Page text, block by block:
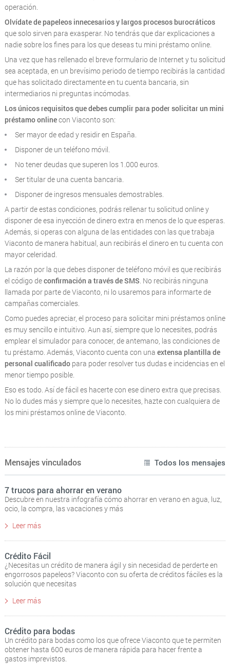
operación.
Olvídate de papeleos innecesarios y largos procesos burocráticos
que solo sirven para exasperar. No tendrás que dar explicaciones a
nadie sobre los fines para los que deseas tu mini préstamo online.
Una vez que has rellenado el breve formulario de Internet y tu solicitud
sea aceptada, en un brevísimo periodo de tiempo recibirás la cantidad
que has solicitado directamente en tu cuenta bancaria, sin
intermediarios ni preguntas incómodas.
Los únicos requisitos que debes cumplir para poder solicitar un mini
préstamo onlinecon Viaconto son:
Ser mayor de edad y residir en España.
Disponer de un teléfono móvil.
No tener deudas que superen los 1.000 euros.
Ser titular de una cuenta bancaria.
Disponer de ingresos mensuales demostrables.
A partir de estas condiciones, podrás rellenar tu solicitud online y
disponer de esa inyección de dinero extra en menos de lo que esperas.
Además, si operas con alguna de las entidades con las que trabaja
Viaconto de manera habitual, aun recibirás el dinero en tu cuenta con
mayor celeridad.
La razón por la que debes disponer de teléfono móvil es que recibirás
el código deconfirmación a través de SMS . No recibirás ninguna
llamada por parte de Viaconto, ni lo usaremos para informarte de
campañas comerciales.
Como puedes apreciar, el proceso para solicitar mini préstamos online
es muy sencillo e intuitivo. Aun así, siempre que lo necesites, podrás
emplear el simulador para conocer, de antemano, las condiciones de
tu préstamo. Además, Viaconto cuenta con una extensa plantilla de
personal cualificadopara poder resolver tus dudas e incidencias en el
menor tiempo posible.
Eso es todo. Así de fácil es hacerte con ese dinero extra que precisas.
No lo dudes más y siempre que lo necesites, hazte con cualquiera de
los mini préstamos online de Viaconto.
Mensajes vinculados Todos los mensajes
7 trucos para ahorrar en verano
Descubre en nuestra infografía cómo ahorrar en verano en agua, luz,
ocio, la compra, las vacaciones y más
Leer más
Crédito Fácil
¿Necesitas un crédito de manera ágil y sin necesidad de perderte en
engorrosos papeleos? Viaconto con su oferta de créditos fáciles es la
solución que necesitas
Leer más
Crédito para bodas
Un crédito para bodas como los que ofrece Viaconto que te permiten
obtener hasta 600 euros de manera rápida para hacer frente a
gastos imprevistos.